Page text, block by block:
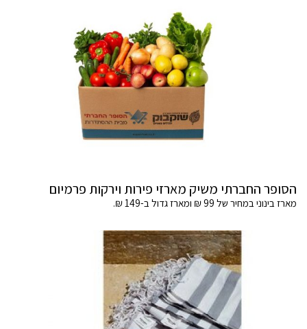
הסופר החברתי משיק מארזי פירות וירקות פרמיום
מארז בינוני במחיר של 99 ₪ ומארז גדול ב-149 ₪.